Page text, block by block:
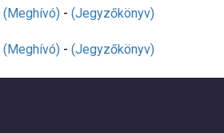
(Meghívó) - (Jegyzőkönyv)
(Meghívó) - (Jegyzőkönyv)